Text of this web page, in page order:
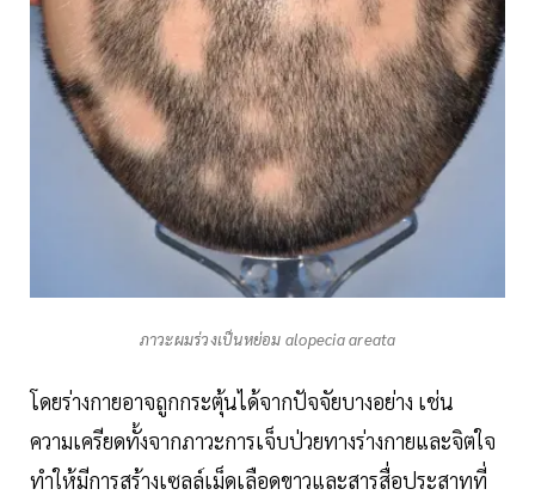
ภาวะผมร่วงเป็นหย่อม alopecia areata
โดยร่างกายอาจถูกกระตุ้นได้จากปัจจัยบางอย่าง เช่น
ความเครียดทั้งจากภาวะการเจ็บป่วยทางร่างกายและจิตใจ
ทำให้มีการสร้างเซลล์เม็ดเลือดขาวและสารสื่อประสาทที่